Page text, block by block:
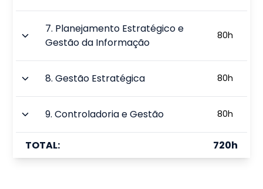
7. Planejamento Estratégico e
Gestão da Informação
80h
8.Gestão Estratégica 80h
9.Controladoria e Gestão 80h
TOTAL: 720h